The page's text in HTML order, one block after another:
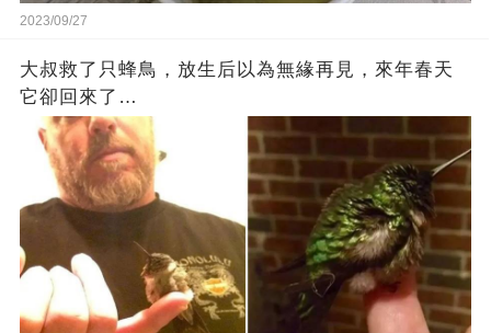
2023/09/27
大叔救了只蜂鳥，放生后以為無緣再見，來年春天
它卻回來了…